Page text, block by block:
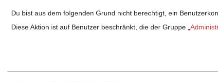
Du bist aus dem folgenden Grund nicht berechtigt, ein
Diese Aktion ist auf Benutzer beschränkt, die der Gruppe „